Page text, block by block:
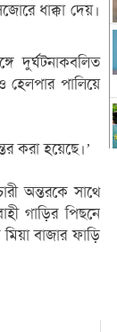
ধাক্কা দেয়।
দুর্ঘটনাকবলিত
পালিয়ে
করা হয়েছে।’
অন্তরকে সাথে
গাড়ির পিছনে
বাজার ফাড়ি